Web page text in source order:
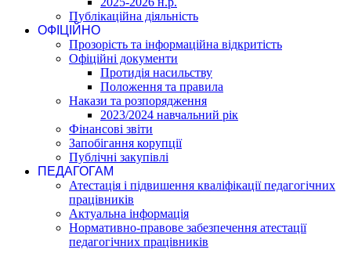
Публікаційна діяльність
ОФІЦІЙНО
Прозорість та інформаційна відкритість
Офіційні документи
Протидія насильству
Положення та правила
Накази та розпорядження
2023/2024 навчальний рік
Фінансові звіти
Запобігання корупції
Публічні закупівлі
ПЕДАГОГАМ
Атестація і підвишення кваліфікації педагогічних
працівників
Актуальна інформація
Нормативно-правове забезпечення атестації
педагогічних працівників